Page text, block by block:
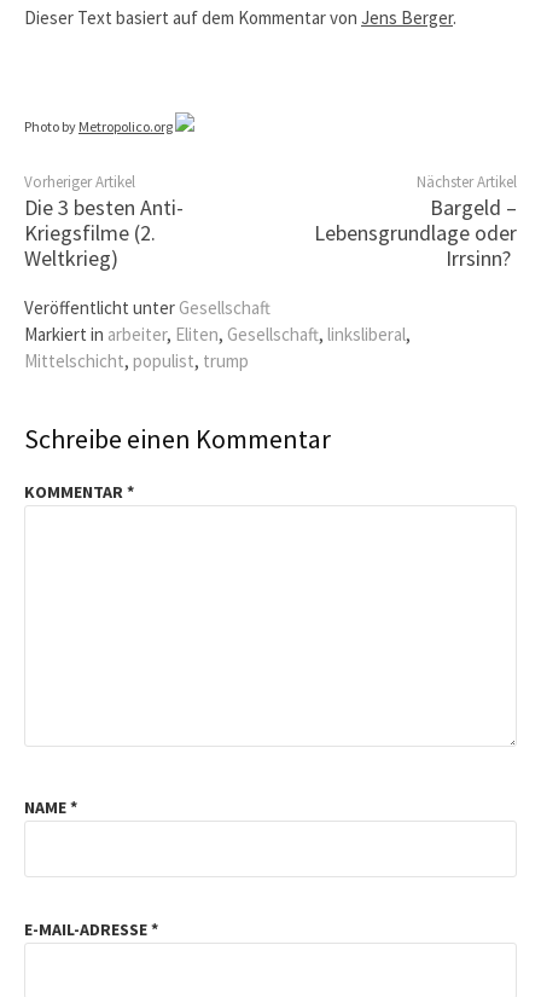
Dieser Text basiert auf dem Kommentar von Jens Berger.
Photo by Metropolico.org
Vorheriger Artikel
Die 3 besten Anti-
Kriegsfilme (2.
Weltkrieg)
Nächster Artikel
Bargeld –
Lebensgrundlage oder
Irrsinn?
Veröffentlicht unter Gesellschaft
Markiert in arbeiter, Eliten, Gesellschaft, linksliberal,
Mittelschicht, populist, trump
Schreibe einen Kommentar
KOMMENTAR*
NAME*
E-MAIL-ADRESSE*